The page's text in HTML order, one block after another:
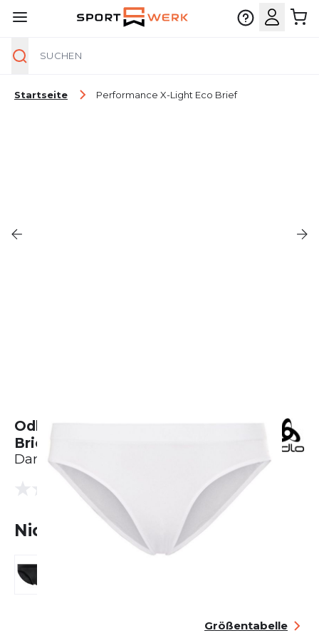
Startseite Performance X-Light Eco Brief
Odlo Performance X-Light Eco
Brief
Damen
0.0 (0 Bewertungen)
Nicht lieferbar
Größentabelle